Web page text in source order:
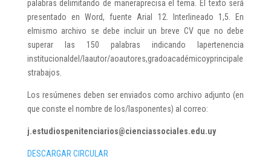
palabras delimitando de maneraprecisa el tema. El texto será
presentado en Word, fuente Arial 12. Interlineado 1,5. En
elmismo archivo se debe incluir un breve CV que no debe
superar las 150 palabras indicando lapertenencia
institucionaldel/laautor/aoautores,gradoacadémicoyprincipale
strabajos.
Los resúmenes deben ser enviados como archivo adjunto (en
que conste el nombre de los/lasponentes) al correo:
j.estudiospenitenciarios@cienciassociales.edu.uy
DESCARGAR CIRCULAR